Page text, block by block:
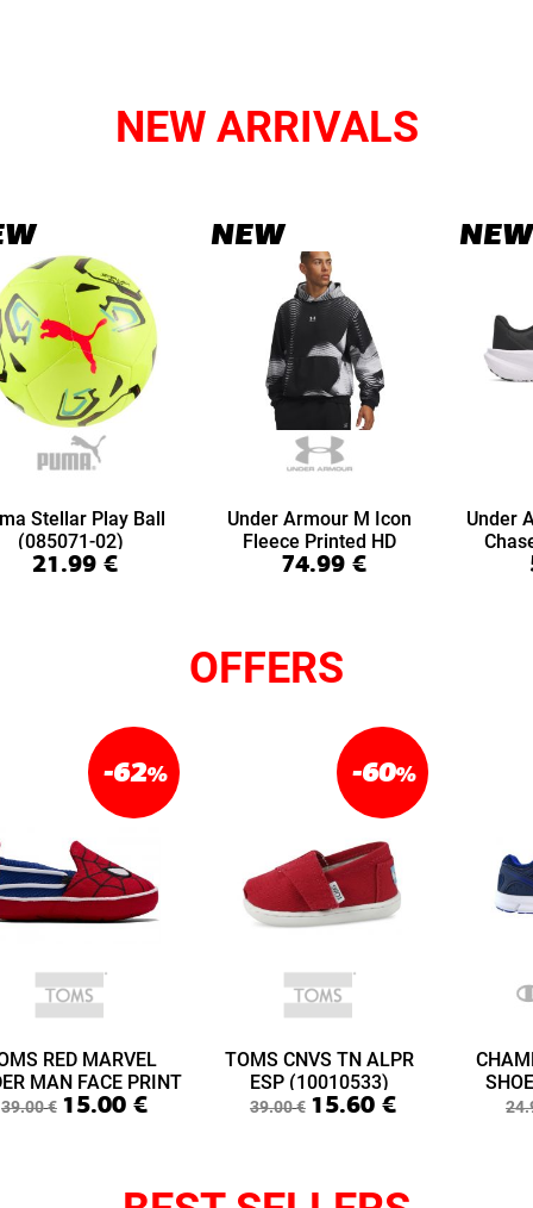
NEW ARRIVALS
Stellar Play Ball
(085071-02)
21.99 €
NEW
Under Armour M Icon
Fleece Printed HD
(6016615-008)
74.99 €
NEW
Under
OFFERS
-62%
RED MARVEL
MAN FACE PRINT
LIME LAYETTE
39.00€ 15.00 €
-60%
TOMS CNVS TN ALPR
ESP (10010533)
39.00€ 15.60 €